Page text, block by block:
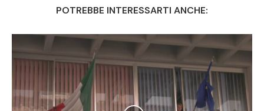
POTREBBE INTERESSARTI ANCHE: